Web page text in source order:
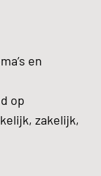
en
op
zakelijk,